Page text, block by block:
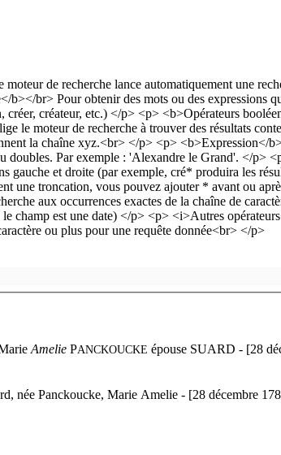
Amelie PANCKOUCKE épouse SUARD - [28
née Panckoucke, Marie Amelie - [28 décembre